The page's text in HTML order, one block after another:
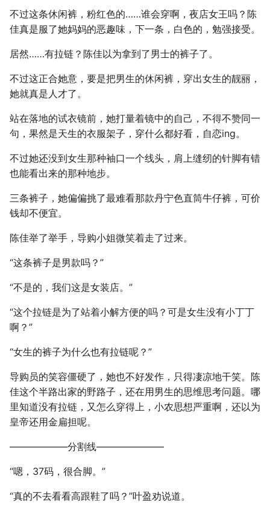
不过这条休闲裤，粉红色的……谁会穿啊，夜店女王吗？陈
佳真是服了她妈妈的恶趣味，下一条，白色的，勉强接受。
居然……有拉链？陈佳以为拿到了男士的裤子了。
不过这正合她意，要是把男生的休闲裤，穿出女生的靓丽，
她就真是人才了。
站在落地的试衣镜前，她打量着镜中的自己，不得不赞同一
句，果然是天生的衣服架子，穿什么都好看，自恋ing。
不过她还没到女生那种袖口一个线头，肩上缝纫的针脚有错
也能看出来的那种地步。
三条裤子，她偏偏挑了最难看那款丹宁色直筒牛仔裤，可价
钱却不便宜。
陈佳举了举手，导购小姐微笑着走了过来。
“这条裤子是男款吗？”
“不是的，我们这是女装店。”
“这个拉链是为了站着小解方便的吗？可是女生没有小丁丁
啊？”
“女生的裤子为什么也有拉链呢？”
导购员的笑容僵硬了，她也不好发作，只得凄凉地干笑。陈
佳这个半路出家的野路子，还在用男生的思维思考问题。哪
里知道没有拉链，又怎么穿得上，小农思想严重啊，还以为
皇帝还用金扁担呢。
——————分割线———————
“嗯，37码，很合脚。”
“真的不去看看高跟鞋了吗？”叶盈劝说道。